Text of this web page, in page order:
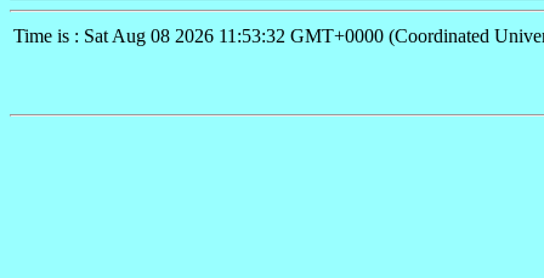
Time is : Sat Aug 08 2026 11:53:32 GMT+0000 (Coordinated